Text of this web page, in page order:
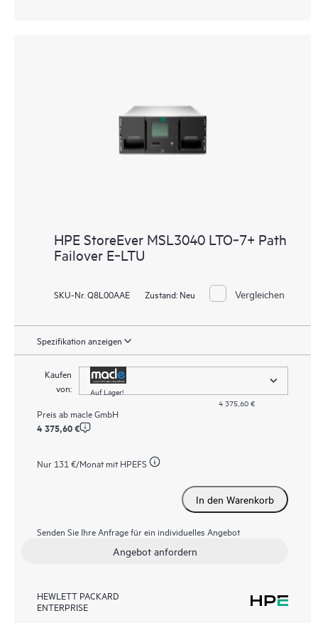
HPE StoreEver MSL3040 LTO‑7+ Path
Failover E‑LTU
SKU-Nr. Q8L00AAE Zustand:Neu Vergleichen
Spezifikation anzeigen
Kaufen
von:
Auf Lager!
4 375,60 €
Preis ab macle GmbH
4 375,60 €
Nur 131 €/Monat mit HPEFS
In den Warenkorb
Senden Sie Ihre Anfrage für ein individuelles Angebot
Angebot anfordern
HEWLETT PACKARD
ENTERPRISE